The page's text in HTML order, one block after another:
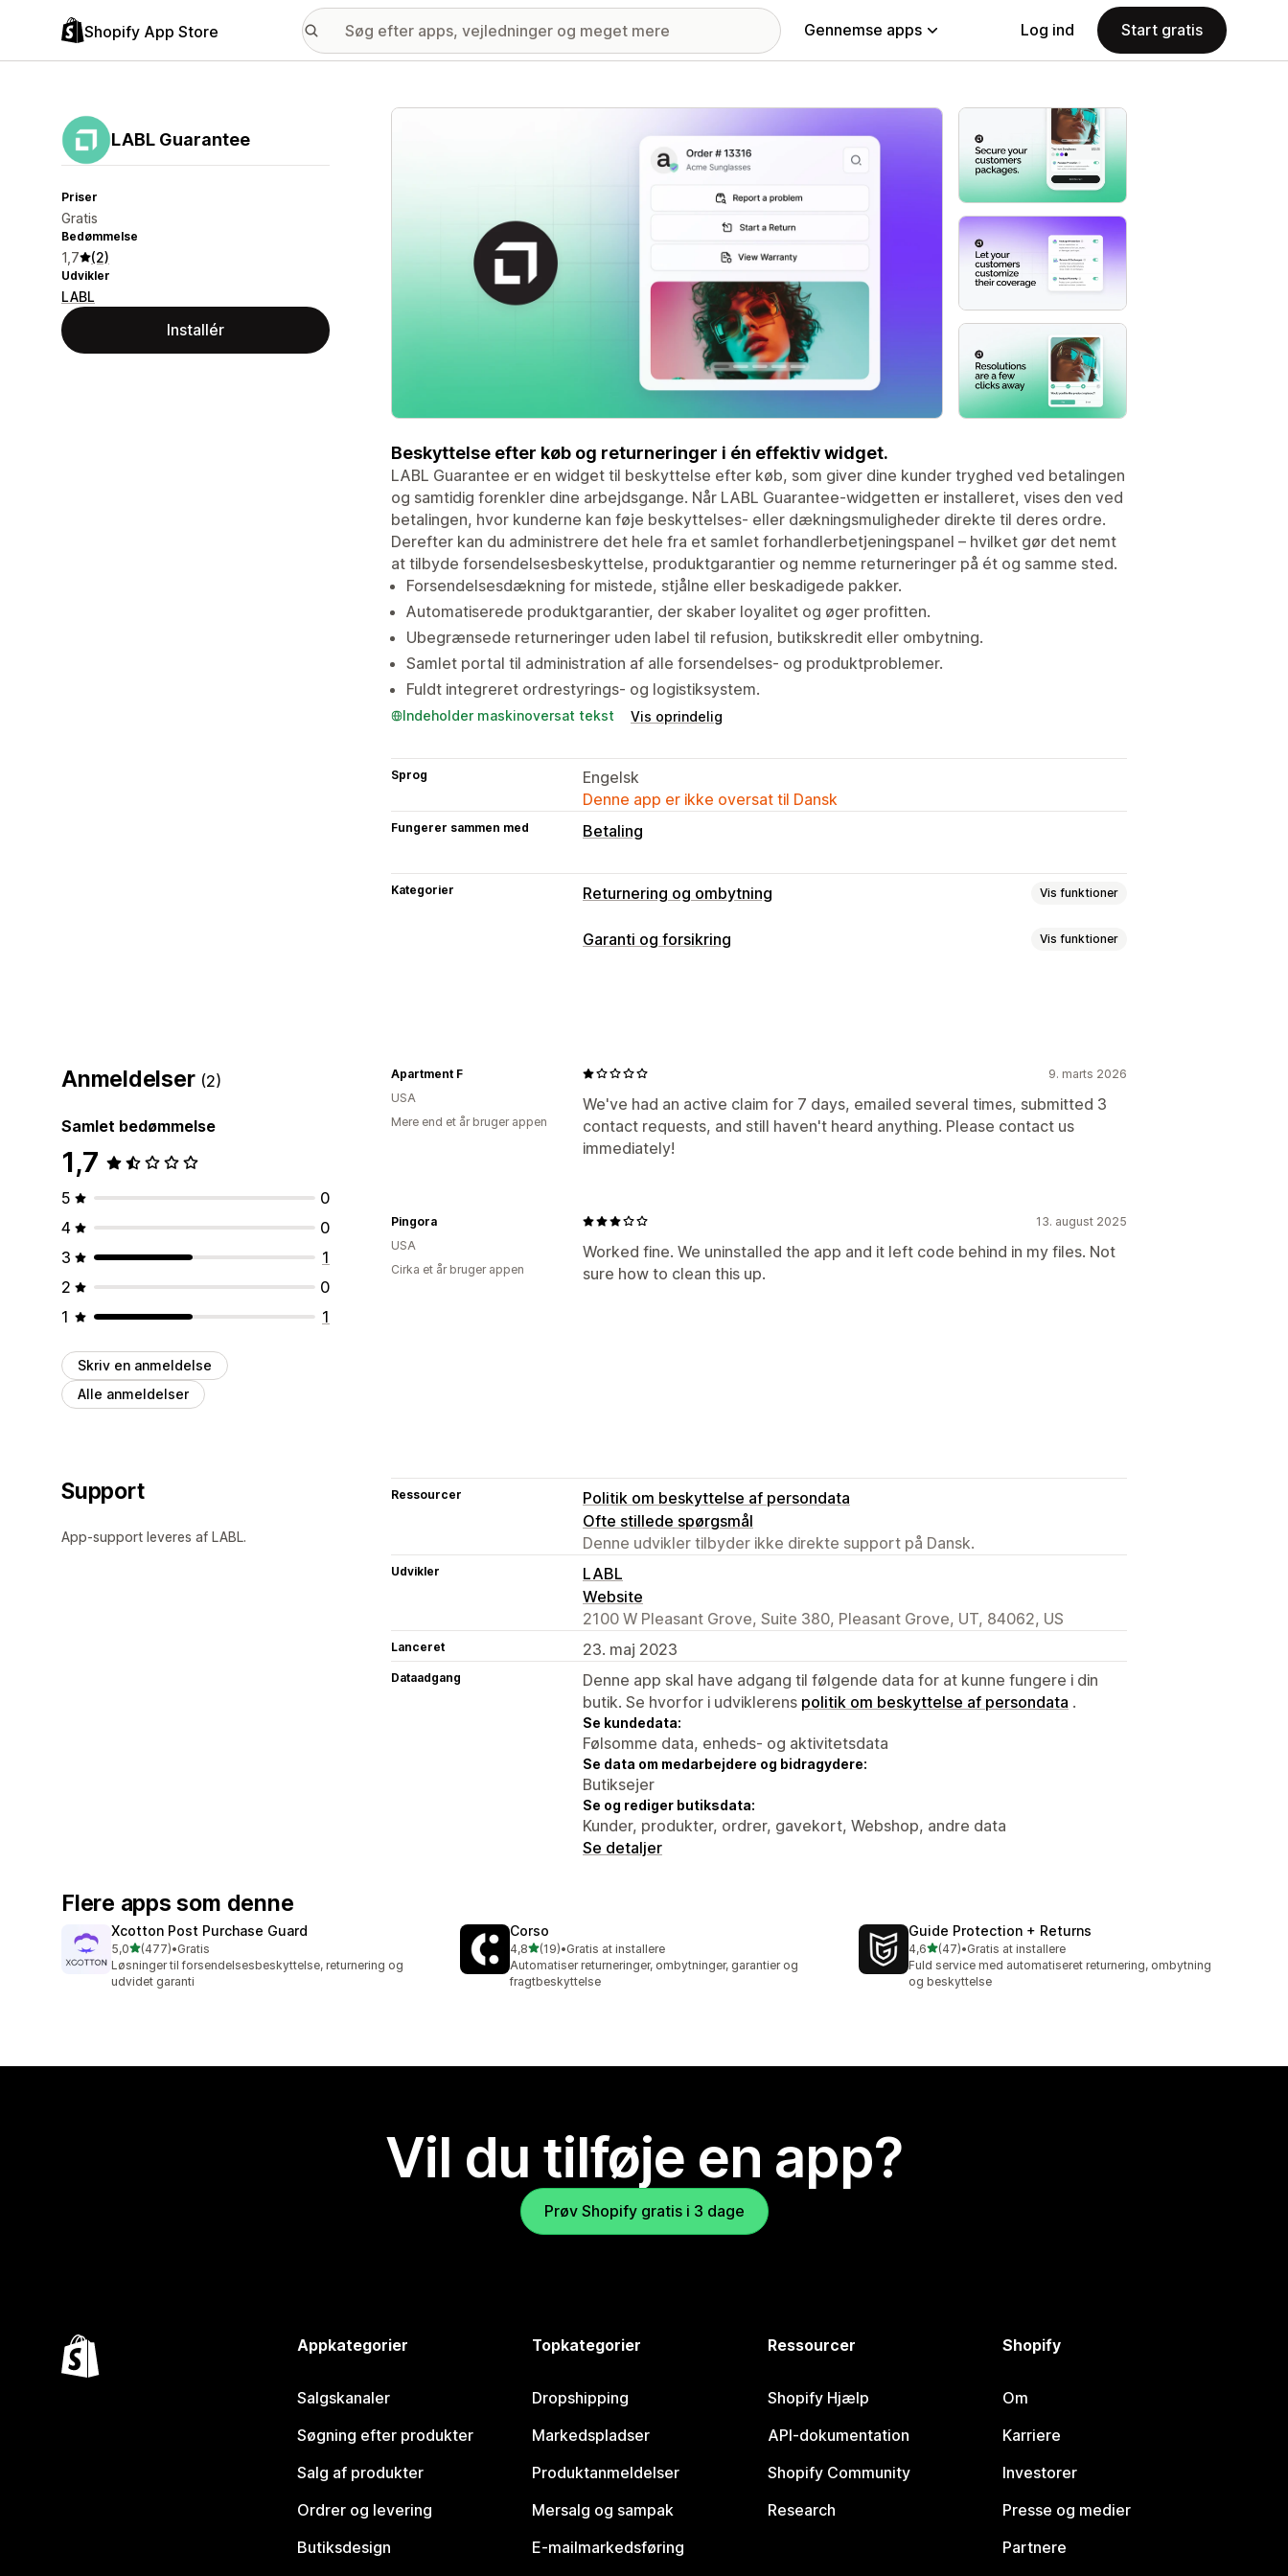
Shopify App Store Gennemse apps Log ind Start gratis
LABL Guarantee
Priser
Gratis
Bedømmelse
1,7 (2)
Udvikler
LABL
Installér
Galleri med udvalgte billeder
Beskyttelse efter køb og returneringer i én effektiv widget.
LABL Guarantee er en widget til beskyttelse efter køb, som giver dine kunder tryghed ved betalingen
og samtidig forenkler dine arbejdsgange. Når LABL Guarantee-widgetten er installeret, vises den ved
betalingen, hvor kunderne kan føje beskyttelses- eller dækningsmuligheder direkte til deres ordre.
Derefter kan du administrere det hele fra et samlet forhandlerbetjeningspanel – hvilket gør det nemt
at tilbyde forsendelsesbeskyttelse, produktgarantier og nemme returneringer på ét og samme sted.
Forsendelsesdækning for mistede, stjålne eller beskadigede pakker.
Automatiserede produktgarantier, der skaber loyalitet og øger profitten.
Ubegrænsede returneringer uden label til refusion, butikskredit eller ombytning.
Samlet portal til administration af alle forsendelses- og produktproblemer.
Fuldt integreret ordrestyrings- og logistiksystem.
Indeholder maskinoversat tekst Vis oprindelig
Sprog
Engelsk
Denne app er ikke oversat til Dansk
Fungerer sammen med Betaling
Kategorier Returnering og ombytning Vis funktioner
Returneringsmuligheder
Årsager til returnering
Mailnotifikationer Tilpasset branding Refusionshåndtering Analyser
Garanti og forsikring Vis funktioner
Tilmeldingsoplevelse
Side med indkøbskurv Betaling Tilpasset widget
Administration af reklamationer
Anmeldelser (2)
Samlet bedømmelse
1,7
5
0
4
0
3
1
2
0
1
1
Skriv en anmeldelse
Alle anmeldelser
9. marts 2026
We've had an active claim for 7 days, emailed several times, submitted 3
contact requests, and still haven't heard anything. Please contact us
immediately!
Apartment F
USA
Mere end et år bruger appen
13. august 2025
Worked fine. We uninstalled the app and it left code behind in my files. Not
sure how to clean this up.
Pingora
USA
Cirka et år bruger appen
Support
App-support leveres af LABL.
Ressourcer
Politik om beskyttelse af persondata
Ofte stillede spørgsmål
Denne udvikler tilbyder ikke direkte support på Dansk.
Udvikler
LABL
Website
2100 W Pleasant Grove, Suite 380, Pleasant Grove, UT, 84062, US
Lanceret 23. maj 2023
Dataadgang
Denne app skal have adgang til følgende data for at kunne fungere i din
butik. Se hvorfor i udviklerens politik om beskyttelse af persondata .
Se kundedata:
Følsomme data, enheds- og aktivitetsdata
Se data om medarbejdere og bidragydere:
Butiksejer
Se og rediger butiksdata:
Kunder, produkter, ordrer, gavekort, Webshop, andre data
Se detaljer
Flere apps som denne
Xcotton Post Purchase Guard
5,0ud af 5 stjerner
(477)
477 anmeldelser i alt
•Gratis
Løsninger til forsendelsesbeskyttelse, returnering og
udvidet garanti
Corso
4,8ud af 5 stjerner
(19)
19 anmeldelser i alt
•Gratis at installere
Automatiser returneringer, ombytninger, garantier og
fragtbeskyttelse
Guide Protection + Returns
4,6ud af 5 stjerner
(47)
47 anmeldelser i alt
•Gratis at installere
Fuld service med automatiseret returnering, ombytning
og beskyttelse
Vil du tilføje en app?
Prøv Shopify gratis i 3 dage
Appkategorier
Salgskanaler
Søgning efter produkter
Salg af produkter
Ordrer og levering
Butiksdesign
Topkategorier
Dropshipping
Markedspladser
Produktanmeldelser
Mersalg og sampak
E-mailmarkedsføring
Ressourcer
Shopify Hjælp
API-dokumentation
Shopify Community
Research
Shopify
Om
Karriere
Investorer
Presse og medier
Partnere